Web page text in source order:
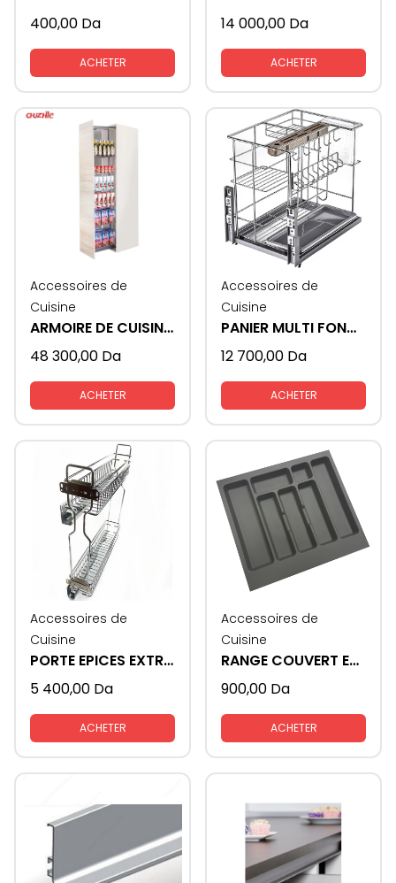
400,00 Da
ACHETER
14 000,00 Da
ACHETER
Accessoires de
Cuisine
ARMOIRE DE CUISINE COULISSANTE CABINET 60 CM
48 300,00 Da
ACHETER
Accessoires de
Cuisine
PANIER MULTI FONCTION
12 700,00 Da
ACHETER
Accessoires de
Cuisine
PORTE EPICES EXTRACTIBLE
5 400,00 Da
ACHETER
Accessoires de
Cuisine
RANGE COUVERT EN PLASTIQUE
900,00 Da
ACHETER